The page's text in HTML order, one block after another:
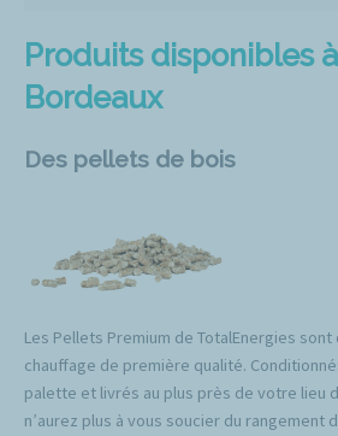
Produits disponibles
Bordeaux
Des pellets de bois
Les Pellets Premium de TotalEnergies
chauffage de première qualité.
palette et livrés au plus près de votre lieu
n’aurez plus à vous soucier du rangement